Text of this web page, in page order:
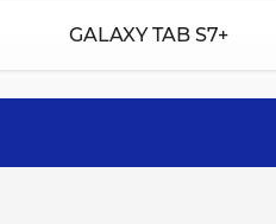
Чистка после попадания
GALAXY TAB S7+